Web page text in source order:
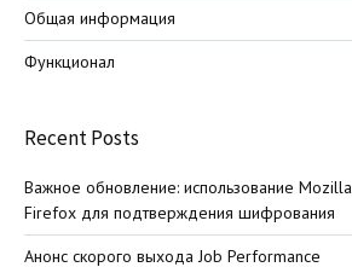
Общая информация
Функционал
Recent Posts
Важное обновление: использование Mozilla
Firefox для подтверждения шифрования
Анонс скорого выхода Job Performance